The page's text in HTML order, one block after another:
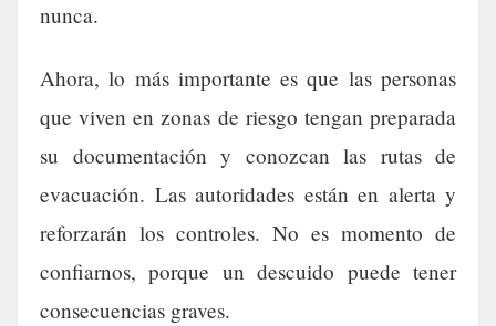
nunca.
Ahora, lo más importante es que las personas
que viven en zonas de riesgo tengan preparada
su documentación y conozcan las rutas de
evacuación. Las autoridades están en alerta y
reforzarán los controles. No es momento de
confiarnos, porque un descuido puede tener
consecuencias graves.